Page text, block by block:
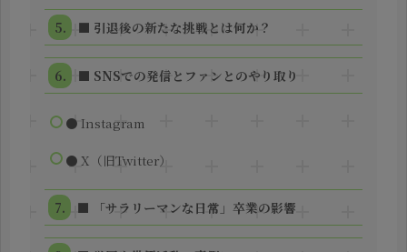
■ 引退後の新たな挑戦とは何か？
■ SNSでの発信とファンとのやり取り
● Instagram
● X（旧Twitter）
■ 「サラリーマンな日常」卒業の影響